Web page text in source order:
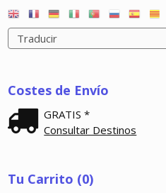
Costes de Envío
GRATIS *
Consultar Destinos
Tu Carrito (0)